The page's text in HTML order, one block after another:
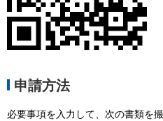
申請方法
必要事項を入力して、次の書類を